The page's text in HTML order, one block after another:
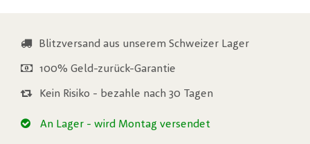
Blitzversand aus unserem Schweizer Lager
100% Geld-zurück-Garantie
Kein Risiko - bezahle nach 30 Tagen
An Lager - wird Montag versendet